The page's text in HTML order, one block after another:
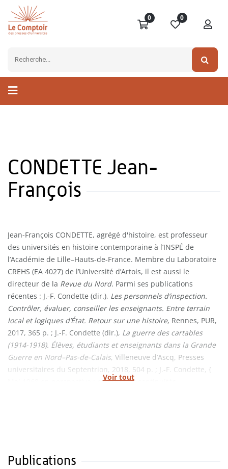
0 0
CONDETTE Jean-
François
Voir tout
Jean-François CONDETTE, agrégé d'histoire, est professeur
des universités en histoire contemporaine à l’INSPÉ de
l’Académie de Lille–Hauts-de-France. Membre du Laboratoire
CREHS (EA 4027) de l’Université d’Artois, il est aussi le
directeur de la Revue du Nord. Parmi ses publications
récentes : J.-F. Condette (dir.), Les personnels d’inspection.
Contrôler, évaluer, conseiller les enseignants. Entre terrain
local et logiques d’État. Retour sur une histoire, Rennes, PUR,
2017, 365 p. ; J.-F. Condette (dir.), La guerre des cartables
(1914-1918). Élèves, étudiants et enseignants dans la Grande
Guerre en Nord–Pas-de-Calais, Villeneuve d’Ascq, Presses
universitaires du Septentrion, 2018, 504 p. ; J.-F. Condette, {
Mai 1968 en perspective : ruptures et continuités,
Publications